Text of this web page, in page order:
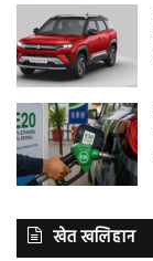
खेत खलिहान